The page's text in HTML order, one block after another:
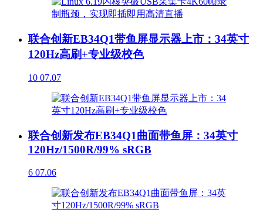
联合创新EB34Q1带鱼屏显示器上市：34英寸
120Hz高刷+专业级校色
10 07.07
联合创新发布EB34Q1曲面带鱼屏：34英寸
120Hz/1500R/99% sRGB
6 07.06